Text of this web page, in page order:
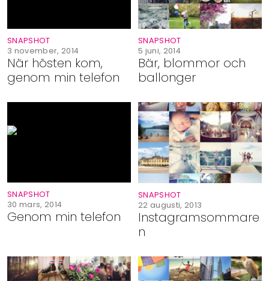
När hösten kom,
genom min telefon
SNAPSHOT
3 november, 2014
Bär, blommor och
ballonger
SNAPSHOT
5 juni, 2014
Genom min telefon
SNAPSHOT
30 mars, 2014
Instagramsommare
n
SNAPSHOT
22 augusti, 2013